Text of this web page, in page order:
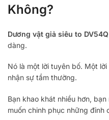
Không?
Dương vật giả siêu to DV54Q
dàng.
Nó là một lời tuyên bố. Một
nhận sự tầm thường.
Bạn khao khát nhiều hơn,
muốn chinh phục những đỉnh